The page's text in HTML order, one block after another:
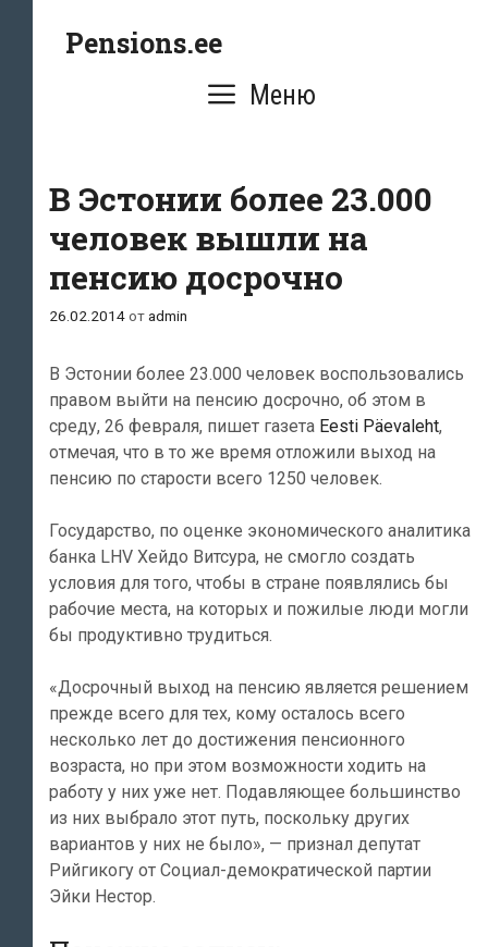
Pensions.ee
Меню
В Эстонии более 23.000
человек вышли на
пенсию досрочно
26.02.2014отadmin
В Эстонии более 23.000 человек воспользовались
правом выйти на пенсию досрочно, об этом в
среду, 26 февраля, пишет газета Eesti Päevaleht,
отмечая, что в то же время отложили выход на
пенсию по старости всего 1250 человек.
Государство, по оценке экономического аналитика
банка LHV Хейдо Витсура, не смогло создать
условия для того, чтобы в стране появлялись бы
рабочие места, на которых и пожилые люди могли
бы продуктивно трудиться.
«Досрочный выход на пенсию является решением
прежде всего для тех, кому осталось всего
несколько лет до достижения пенсионного
возраста, но при этом возможности ходить на
работу у них уже нет. Подавляющее большинство
из них выбрало этот путь, поскольку других
вариантов у них не было», — признал депутат
Рийгикогу от Социал-демократической партии
Эйки Нестор.